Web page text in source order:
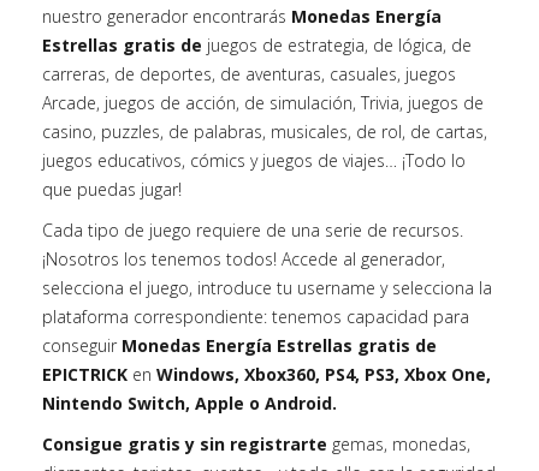
nuestro generador encontrarás Monedas Energía
Estrellas gratis de juegos de estrategia, de lógica, de
carreras, de deportes, de aventuras, casuales, juegos
Arcade, juegos de acción, de simulación, Trivia, juegos de
casino, puzzles, de palabras, musicales, de rol, de cartas,
juegos educativos, cómics y juegos de viajes… ¡Todo lo
que puedas jugar!
Cada tipo de juego requiere de una serie de recursos.
¡Nosotros los tenemos todos! Accede al generador,
selecciona el juego, introduce tu username y selecciona la
plataforma correspondiente: tenemos capacidad para
conseguir Monedas Energía Estrellas gratis de
EPICTRICK en Windows, Xbox360, PS4, PS3, Xbox One,
Nintendo Switch, Apple o Android.
Consigue gratis y sin registrarte gemas, monedas,